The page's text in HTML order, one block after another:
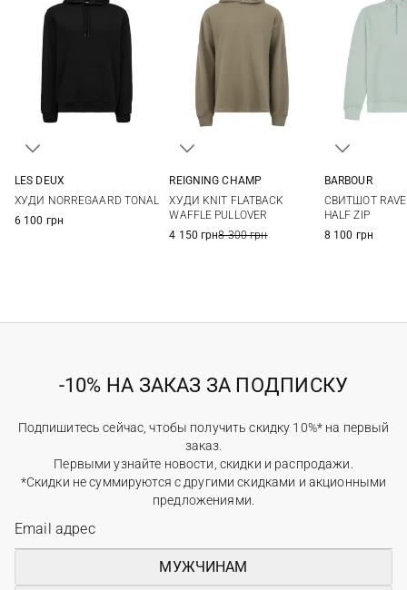
LES DEUX
ХУДИ NORREGAARD TONAL
6 100 грн
XXL
REIGNING CHAMP
ХУДИ KNIT FLATBACK
WAFFLE PULLOVER
4 150 грн8 300 грн
XXL
3XL
BARBOUR
СВИТШОТ
HALF ZIP
8 100 грн
-10% НА ЗАКАЗ ЗА ПОДПИСКУ
Подпишитесь сейчас, чтобы получить скидку 10%* на первый
заказ.
Первыми узнайте новости, скидки и распродажи.
*Скидки не суммируются с другими скидками и акционными
предложениями.
МУЖЧИНАМ